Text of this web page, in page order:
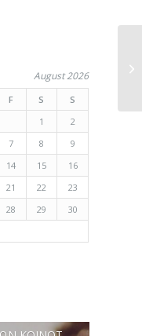
August 2026
F S
S
1
2
7 8
9
14 15
16
21 22
23
28 29
30